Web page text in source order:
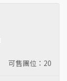
可售團位： 20